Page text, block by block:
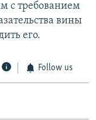
с требованием
вины
его.
Follow us